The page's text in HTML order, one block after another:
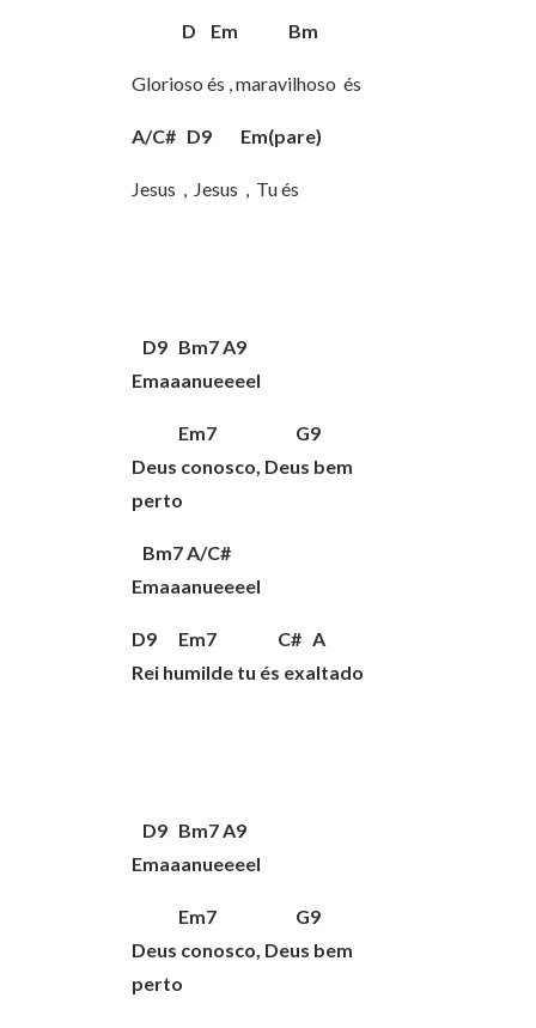
D Em Bm
Glorioso és , maravilhoso és
A/C# D9 Em(pare)
Jesus , Jesus , Tu és
D9 Bm7 A9
Emaaanueeeel
Em7 G9
Deus conosco, Deus bem
perto
Bm7 A/C#
Emaaanueeeel
D9 Em7 C# A
Rei humilde tu és exaltado
D9 Bm7 A9
Emaaanueeeel
Em7 G9
Deus conosco, Deus bem
perto